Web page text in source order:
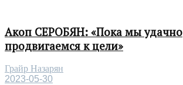
Акоп СЕРОБЯН: «Пока мы удачно
продвигаемся к цели»
Грайр Назарян
2023-05-30